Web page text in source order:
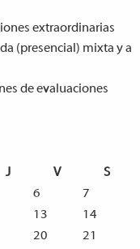
extraordinarias
(presencial) mixta y a
de evaluaciones
J V
S
6
7
13
14
20
21